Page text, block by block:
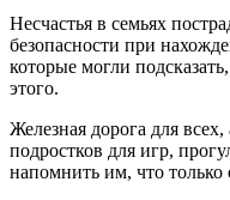
Несчастья в семьях
безопасности при
которые могли
этого.
Железная дорога для
подростков для игр,
напомнить им, что только